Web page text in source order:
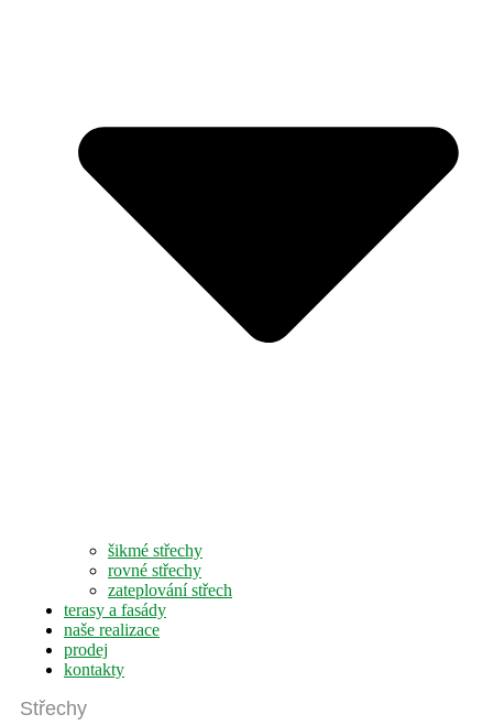
šikmé střechy
rovné střechy
zateplování střech
terasy a fasády
naše realizace
prodej
kontakty
Střechy